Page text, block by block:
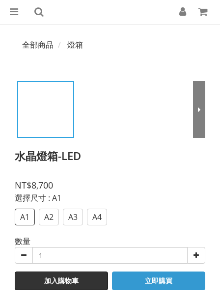
全部商品 燈箱
水晶燈箱-LED
NT$8,700
選擇尺寸 : A1
A1
A2 A3 A4
數量
加入購物車 立即購買